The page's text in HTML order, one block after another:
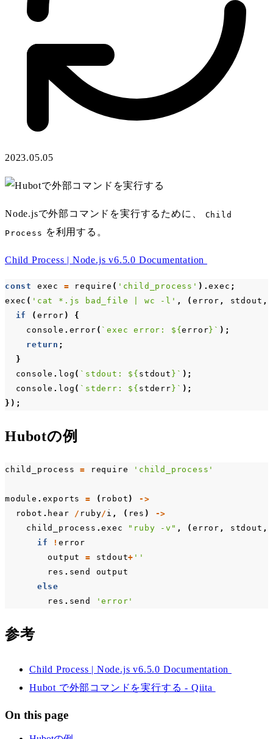
2023.05.05
Node.jsで外部コマンドを実行するために、
Child
Process を利用する。
Child Process | Node.js v6.5.0 Documentation
const exec = require ( 'child_process' ).exec ;
exec ( 'cat *.js bad_file | wc -l' , (error , stdout ,
if
( error )
{
console . error ( `exec error: ${error} ` );
return ;
}
console . log ( `stdout: ${ stdout } ` );
console . log ( `stderr: ${ stderr } ` );
});
Hubotの例
child_process = require 'child_process'
module . exports = ( robot )
->
robot . hear / ruby/ i , ( res )
->
child_process .exec "ruby -v" , (error , stdout ,
if
!error
output
= stdout+ ''
res . send
output
else
res . send 'error'
参考
Child Process | Node.js v6.5.0 Documentation
Hubot で外部コマンドを実行する - Qiita
On this page